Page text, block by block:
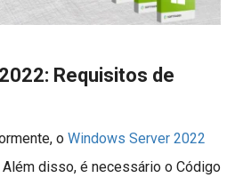
Requisitos de
o Windows Server 2022
disso, é necessário o Código